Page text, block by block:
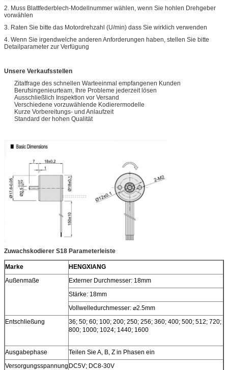
2. Muss Blattfederblech-Modellnummer wählen, wenn Sie hohlen Drehgeber
vorwählen
3. Raten Sie bitte das Motordrehzahl (U/min) dass Sie wirklich verwenden
4. Wenn Sie irgendwelche anderen Anforderungen haben, stellen Sie bitte
Detailparameter zur Verfügung
Unsere Verkaufsstellen
Zitatfrage des schnellen Warteeinmal empfangenen Kunden
Berufsingenieurteam, Ihre Probleme jederzeit lösen
Ausschließlich Inspektion vor Versand
Verschiedene vorzuwählende Kodierermodelle
Kurze Vorbereitungs- und Anlaufzeit
Standard der hohen Qualität
Zuwachskodierer S18 Parameterleiste
Marke
HENGXIANG
Außenmaße
Externer Durchmesser: 18mm
Stärke: 18mm
Vollwelledurchmesser: ⌀2.5mm
Entschließung
36; 50; 60; 100; 200; 250; 256; 360; 400; 500; 512; 720;
800; 1000; 1024; 1440; 1600
Ausgabephase
Teilen Sie A, B, Z in Phasen ein
Versorgungsspannung DC5V; DC8-30V